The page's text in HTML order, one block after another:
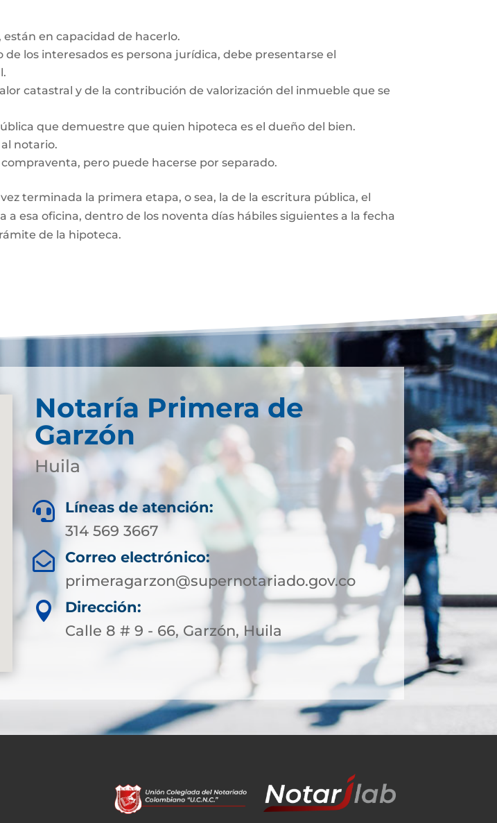
en capacidad de hacerlo.
los interesados es persona jurídica, debe presentarse el
catastral y de la contribución de valorización del inmueble que se
que demuestre que quien hipoteca es el dueño del bien.
notario.
pero puede hacerse por separado.
terminada la primera etapa, o sea, la de la escritura pública, el
esa oficina, dentro de los noventa días hábiles siguientes a la fecha
de la hipoteca.
Notaría Primera de
Garzón
Huila

Líneas de atención:
314 569 3667

Correo electrónico:
primeragarzon@supernotariado.gov.co

Dirección:
Calle 8 # 9 - 66, Garzón, Huila